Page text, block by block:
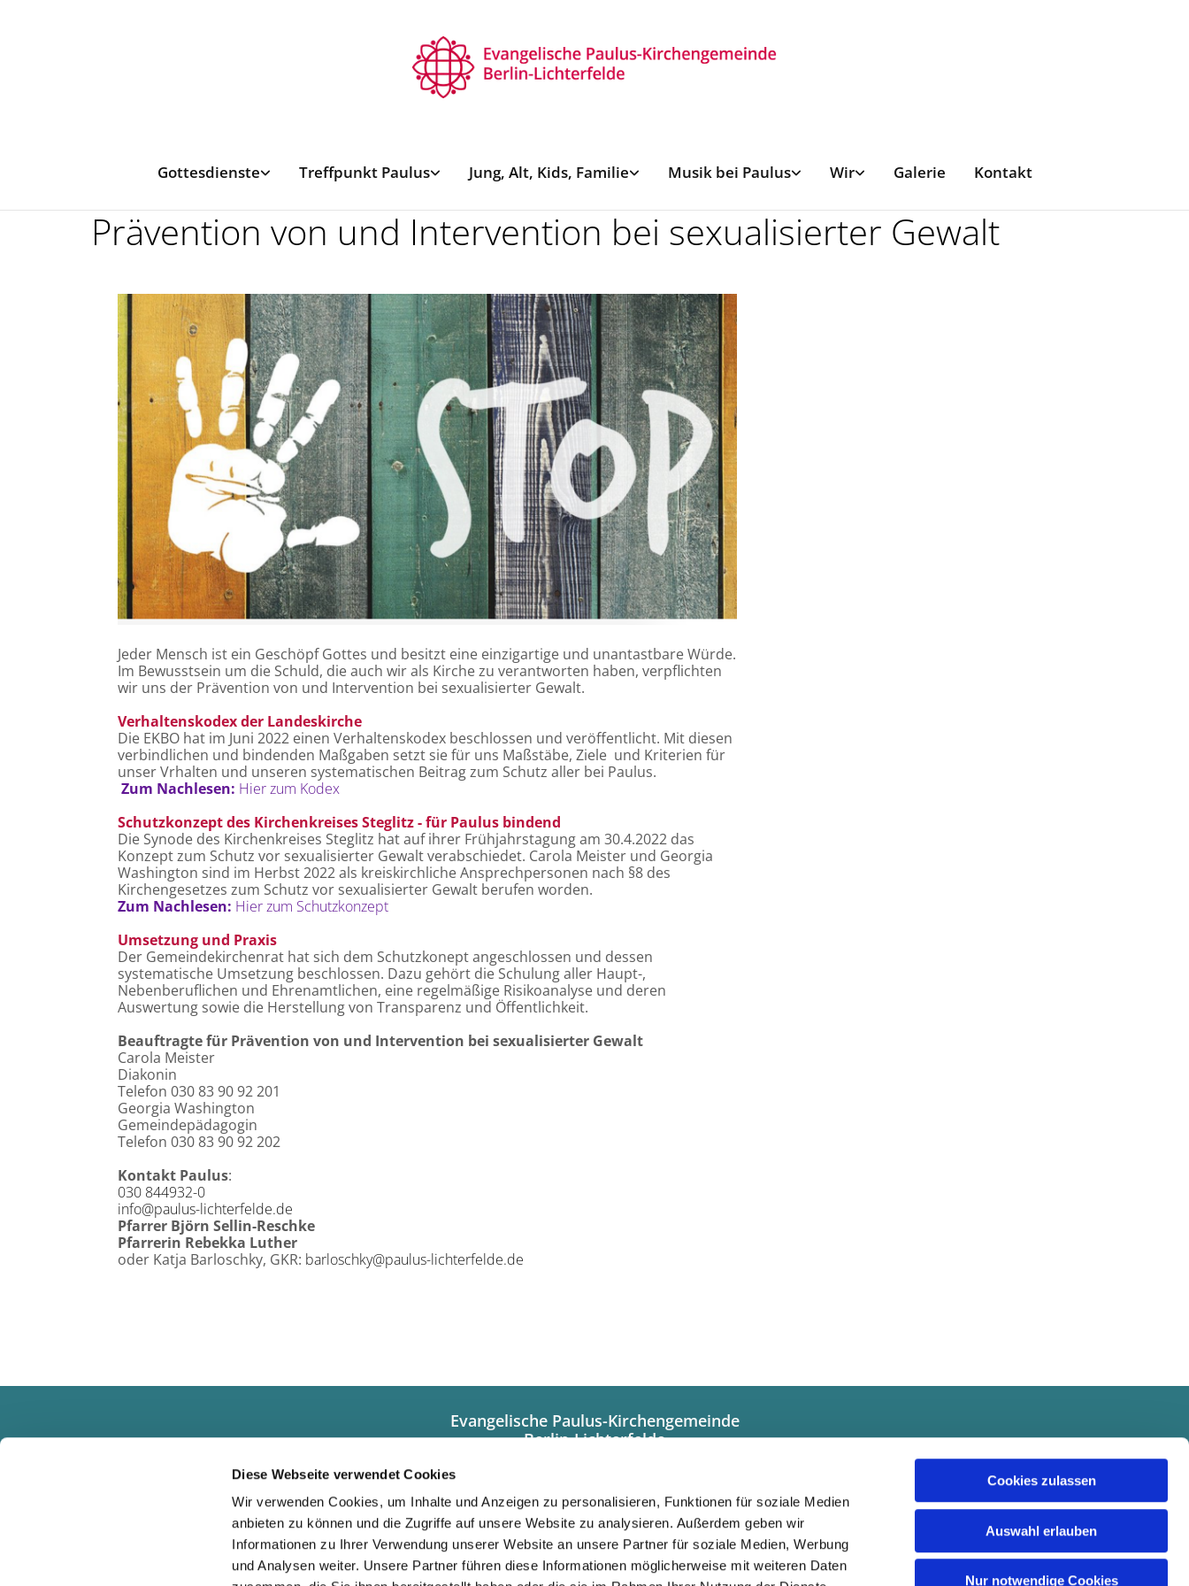
Diese Webseite verwendet Cookies
Wir verwenden Cookies, um Inhalte und Anzeigen zu personalisieren, Funktionen für soziale Medien
anbieten zu können und die Zugriffe auf unsere Website zu analysieren. Außerdem geben wir
Informationen zu Ihrer Verwendung unserer Website an unsere Partner für soziale Medien, Werbung
und Analysen weiter. Unsere Partner führen diese Informationen möglicherweise mit weiteren Daten
Cookies zulassen
Auswahl erlauben
Nur notwendige Cookies
Gottesdienste Treffpunkt Paulus Jung, Alt, Kids, Familie Musik bei Paulus Wir Galerie Kontakt
Prävention von und Intervention bei sexualisierter Gewalt
Jeder Mensch ist ein Geschöpf Gottes und besitzt eine einzigartige und unantastbare Würde.
Im Bewusstsein um die Schuld, die auch wir als Kirche zu verantworten haben, verpflichten
wir uns der Prävention von und Intervention bei sexualisierter Gewalt.
Verhaltenskodex der Landeskirche
Die EKBO hat im Juni 2022 einen Verhaltenskodex beschlossen und veröffentlicht. Mit diesen
verbindlichen und bindenden Maßgaben setzt sie für uns Maßstäbe, Ziele und Kriterien für
unser Vrhalten und unseren systematischen Beitrag zum Schutz aller bei Paulus.
Zum Nachlesen: Hier zum Kodex
Schutzkonzept des Kirchenkreises Steglitz - für Paulus bindend
Die Synode des Kirchenkreises Steglitz hat auf ihrer Frühjahrstagung am 30.4.2022 das
Konzept zum Schutz vor sexualisierter Gewalt verabschiedet. Carola Meister und Georgia
Washington sind im Herbst 2022 als kreiskirchliche Ansprechpersonen nach §8 des
Kirchengesetzes zum Schutz vor sexualisierter Gewalt berufen worden.
Zum Nachlesen: Hier zum Schutzkonzept
Umsetzung und Praxis
Der Gemeindekirchenrat hat sich dem Schutzkonept angeschlossen und dessen
systematische Umsetzung beschlossen. Dazu gehört die Schulung aller Haupt-,
Nebenberuflichen und Ehrenamtlichen, eine regelmäßige Risikoanalyse und deren
Auswertung sowie die Herstellung von Transparenz und Öffentlichkeit.
Beauftragte für Prävention von und Intervention bei sexualisierter Gewalt
Carola Meister
Diakonin
Telefon 030 83 90 92 201
Georgia Washington
Gemeindepädagogin
Telefon 030 83 90 92 202
Kontakt Paulus:
030 844932-0
info@paulus-lichterfelde.de
Pfarrer Björn Sellin-Reschke
Pfarrerin Rebekka Luther
oder Katja Barloschky, GKR: barloschky@paulus-lichterfelde.de
Evangelische Paulus-Kirchengemeinde
Berlin-Lichterfelde
+49308449320
info@paulus-lichterfelde.de
Gemeindebüro:
Dienstag/Donnerstag 10.00 bis 12.00 Uhr
und nach Vereinbarung